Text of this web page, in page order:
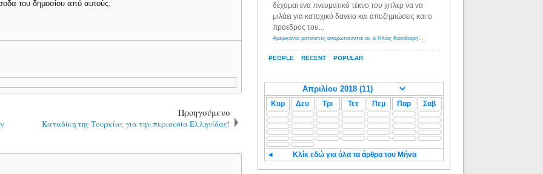
του δημοσίου από αυτούς.
Προηγούμενο
Καταδίκη της Τουρκίας για την περιουσία Ελληνίδας!
PEOPLE RECENT POPULAR
δέχομαι ενα πνευματικό τέκνο του χιτλερ να να
μιλάει για κατοχικό δανειο και αποζημιώσεις και ο
πρόεδρος του...
Αμερικανοί ρατσιστές αναρωτιούνται αν ο Ηλίας Κασιδιάρης ανήκει στη λευκή φυλή... - Λόγιος Ερμής
Κυρ Δευ Τρι Τετ Πεμ Παρ Σαβ
◄ Κλίκ εδώ για όλα τα άρθρα του Μήνα